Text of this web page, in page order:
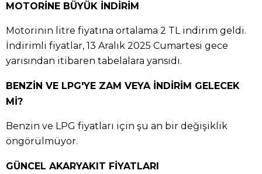
MOTORİNE BÜYÜK İNDİRİM
Motorinin litre fiyatına ortalama 2 TL indirim geldi.
İndirimli fiyatlar, 13 Aralık 2025 Cumartesi gece
yarısından itibaren tabelalara yansıdı.
BENZİN VE LPG'YE ZAM VEYA İNDİRİM GELECEK
Mİ?
Benzin ve LPG fiyatları için şu an bir değişiklik
öngörülmüyor.
GÜNCEL AKARYAKIT FİYATLARI